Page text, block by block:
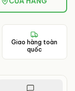
Giao hàng toàn
quốc